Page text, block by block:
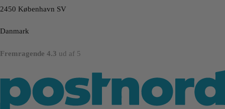
2450 København SV
Danmark
Fremragende 4.3 ud af 5